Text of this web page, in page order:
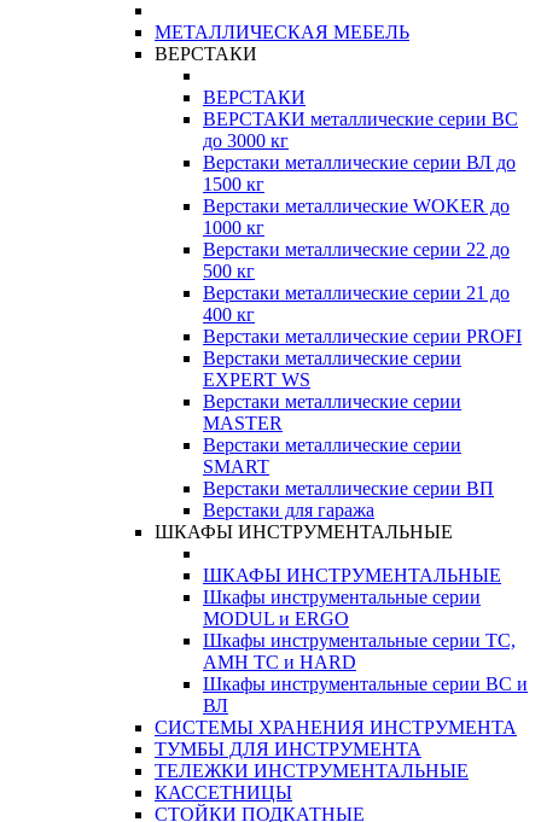
МЕТАЛЛИЧЕСКАЯ МЕБЕЛЬ
ВЕРСТАКИ
ВЕРСТАКИ
ВЕРСТАКИ металлические серии ВС
до 3000 кг
Верстаки металлические серии ВЛ до
1500 кг
Верстаки металлические WOKER до
1000 кг
Верстаки металлические серии 22 до
500 кг
Верстаки металлические серии 21 до
400 кг
Верстаки металлические серии PROFI
Верстаки металлические серии
EXPERT WS
Верстаки металлические серии
MASTER
Верстаки металлические серии
SMART
Верстаки металлические серии ВП
Верстаки для гаража
ШКАФЫ ИНСТРУМЕНТАЛЬНЫЕ
ШКАФЫ ИНСТРУМЕНТАЛЬНЫЕ
Шкафы инструментальные серии
MODUL и ERGO
Шкафы инструментальные серии ТС,
АМН ТС и HARD
Шкафы инструментальные серии ВС и
ВЛ
СИСТЕМЫ ХРАНЕНИЯ ИНСТРУМЕНТА
ТУМБЫ ДЛЯ ИНСТРУМЕНТА
ТЕЛЕЖКИ ИНСТРУМЕНТАЛЬНЫЕ
КАССЕТНИЦЫ
СТОЙКИ ПОДКАТНЫЕ